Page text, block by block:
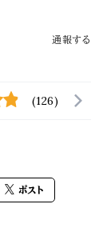
通報する
(126)
ポスト